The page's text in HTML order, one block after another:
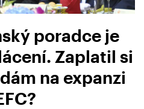
poradce je
Zaplatil si
na expanzi